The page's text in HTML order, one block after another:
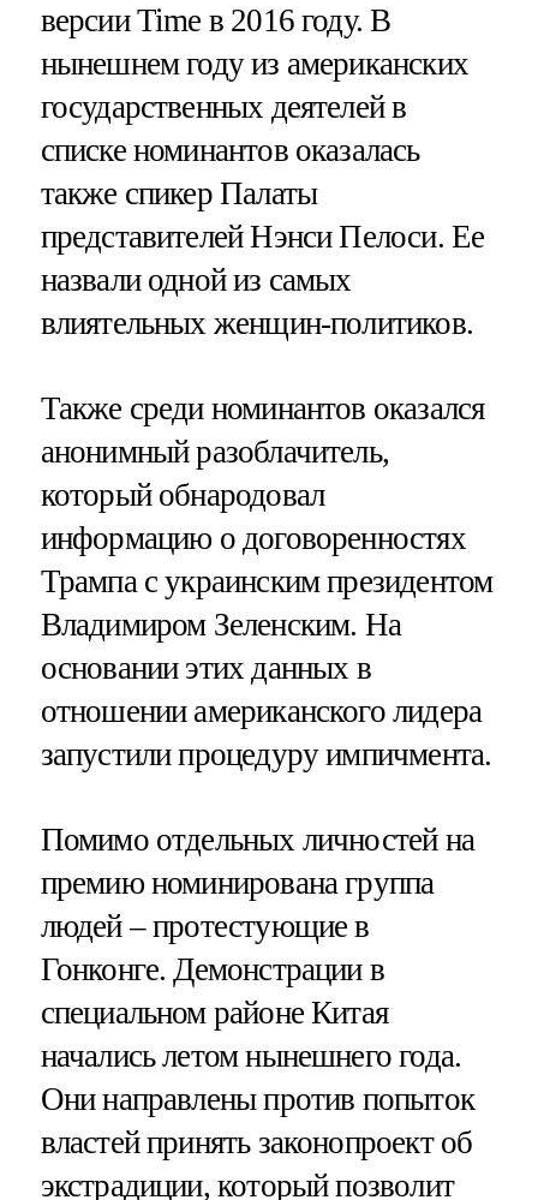
версии Time в 2016 году. В
нынешнем году из американских
государственных деятелей в
списке номинантов оказалась
также спикер Палаты
представителей Нэнси Пелоси. Ее
назвали одной из самых
влиятельных женщин-политиков.
Также среди номинантов оказался
анонимный разоблачитель,
который обнародовал
информацию о договоренностях
Трампа с украинским президентом
Владимиром Зеленским. На
основании этих данных в
отношении американского лидера
запустили процедуру импичмента.
Помимо отдельных личностей на
премию номинирована группа
людей – протестующие в
Гонконге. Демонстрации в
специальном районе Китая
начались летом нынешнего года.
Они направлены против попыток
властей принять законопроект об
экстрадиции, который позволит